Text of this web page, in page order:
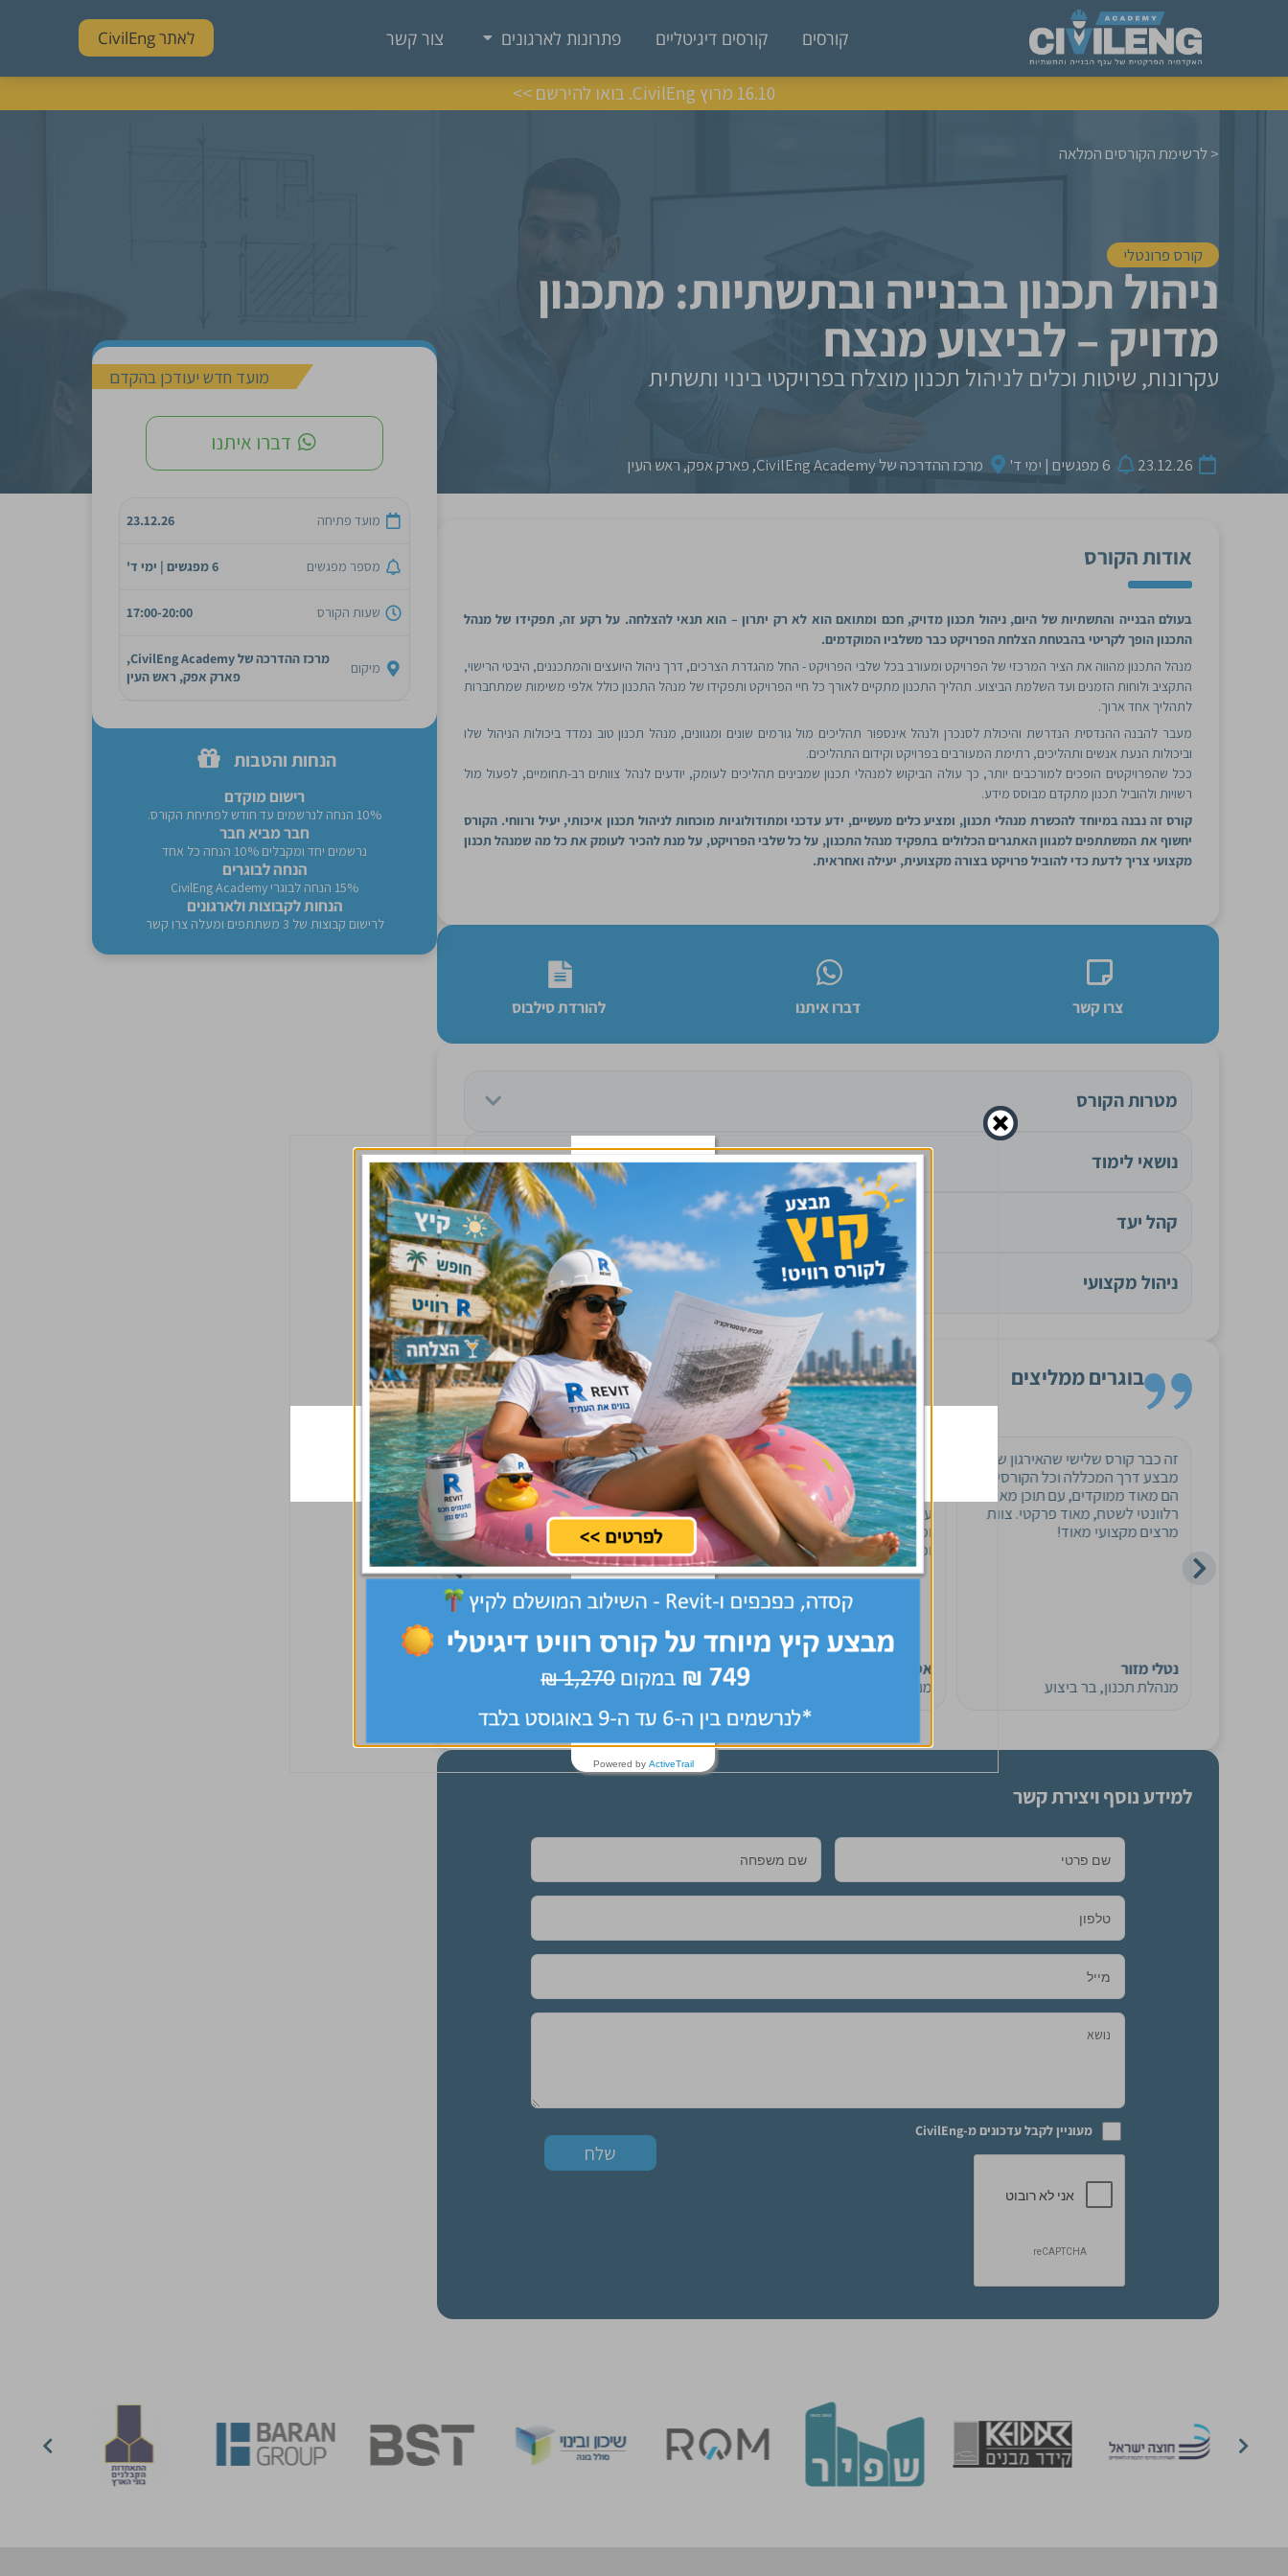
קורסים קורסים דיגיטליים פתרונות לארגונים צור קשר לאתר CivilEng
16.10 מרוץ CivilEng. בואו להירשם >>
< לרשימת הקורסים המלאה
קורס פרונטלי
ניהול תכנון בבנייה ובתשתיות: מתכנון
מדויק – לביצוע מנצח
עקרונות, שיטות וכלים לניהול תכנון מוצלח בפרויקטי בינוי ותשתית
23.12.26 6 מפגשים | ימי ד' מרכז ההדרכה של CivilEng Academy, פארק אפק, ראש העין
אודות הקורס
בעולם הבנייה והתשתיות של היום, ניהול תכנון מדויק, חכם ומתואם הוא לא רק יתרון – הוא תנאי להצלחה. על רקע זה, תפקידו של מנהל
התכנון הופך לקריטי בהבטחת הצלחת הפרויקט כבר משלביו המוקדמים.
מנהל התכנון מהווה את הציר המרכזי של הפרויקט ומעורב בכל שלבי הפרויקט - החל מהגדרת הצרכים, דרך ניהול היועצים והמתכננים, היבטי הרישוי,
התקציב ולוחות הזמנים ועד השלמת הביצוע. תהליך התכנון מתקיים לאורך כל חיי הפרויקט ותפקידו של מנהל התכנון כולל אלפי משימות שמתחברות
לתהליך אחד ארוך.
מעבר להבנה ההנדסית הנדרשת והיכולת לסנכרן ולנהל אינספור תהליכים מול גורמים שונים ומגוונים, מנהל תכנון טוב נמדד ביכולות הניהול שלו
וביכולות הנעת אנשים ותהליכים, רתימת המעורבים בפרויקט וקידום התהליכים.
ככל שהפרויקטים הופכים למורכבים יותר, כך עולה הביקוש למנהלי תכנון שמבינים תהליכים לעומק, יודעים לנהל צוותים רב-תחומיים, לפעול מול
רשויות ולהוביל תכנון מתקדם מבוסס מידע.
קורס זה נבנה במיוחד להכשרת מנהלי תכנון, ומציע כלים מעשיים, ידע עדכני ומתודולוגיות מוכחות לניהול תכנון איכותי, יעיל ורווחי. הקורס
יחשוף את המשתתפים למגוון האתגרים הכלולים בתפקיד מנהל התכנון, על כל שלבי הפרויקט, על מנת להכיר לעומק את כל מה שמנהל תכנון
מקצועי צריך לדעת כדי להוביל פרויקט בצורה מקצועית, יעילה ואחראית.
צרו קשר דברו איתנו להורדת סילבוס
מטרות הקורס
נושאי לימוד
קהל יעד
ניהול מקצועי
בוגרים ממליצים
זה כבר קורס שלישי שהאירגון שלי
מבצע דרך המכללה וכל הקורסים
הם מאוד ממוקדים, עם תוכן מאוד
רלוונטי לשטח, מאוד פרקטי. צוות
מרצים מקצועי מאוד!
נטלי מזור
מנהלת תכנון, בר ביצוע
וואו, קורס חשוב מאוד גם למי
שבתפקיד כבר הרבה זמן. עושה
סדר בראש, פותח את הראש לסדרי
עבודה נוספים. ענת מהממת
ומעבירה את החומר בצורה חווייתית
ומקצועית.
אסתי רובינשטיין
מנהלת תכנון, קטה יזמות
קורס מעולה, מרצה מעולה
נטליה פטרוב
מנהלת פרויקטים, תגל ניהול
פרויקטים
כשנרשמתי, ציפיתי לקבל קורס קטן
ומעניין. בפועל, קיבלתי הרבה יותר
כלים, שיטות ומתודולוגיות, וכל
מפגש היה מעניין, מעורר מחשבה,
מפגיש אנשים מדיסציפלינות שונות,
והציף נושאים שונים, הן מבחינת
המרצה והן מבחינת הדיונים ושיתוף
הידע הקהילתי-קבוצתי. לדעתי
דן פנצר
למידע נוסף ויצירת קשר
מעוניין לקבל עדכונים מ-CivilEng
מועד חדש יעודכן בהקדם
דברו איתנו
מועד פתיחה 23.12.26
מספר מפגשים 6 מפגשים | ימי ד'
שעות הקורס 17:00-20:00
מיקום
מרכז ההדרכה של CivilEng Academy,
פארק אפק, ראש העין
הנחות והטבות
רישום מוקדם
10% הנחה לנרשמים עד חודש לפתיחת הקורס.
חבר מביא חבר
נרשמים יחד ומקבלים 10% הנחה כל אחד
הנחה לבוגרים
15% הנחה לבוגרי CivilEng Academy
הנחות לקבוצות ולארגונים
לרישום קבוצות של 3 משתתפים ומעלה צרו קשר
Powered by ActiveTrail